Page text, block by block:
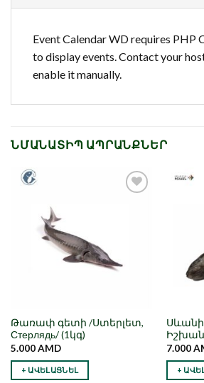
Event Calendar WD requires PHP
to display events. Contact your
enable it manually.
ՆՄԱՆԱՏԻՊ ԱՊՐԱՆՔՆԵՐ
Թառափ գետի /Ստերլետ,
Стерлядь/ (1կգ)
5.000AMD
+ ԱՎԵԼԱՑՆԵԼ
Սևանի
Իշխան
7.000
+